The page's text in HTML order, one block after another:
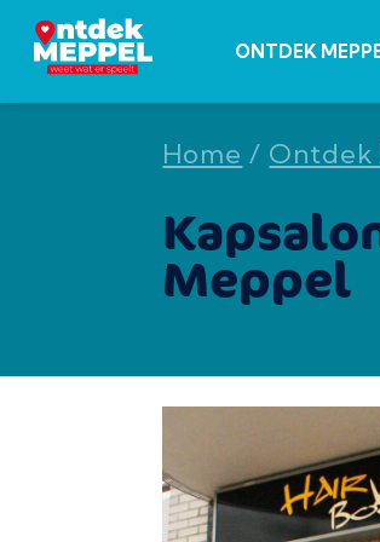
ONTDEK
Home / Ontdek
Meppel